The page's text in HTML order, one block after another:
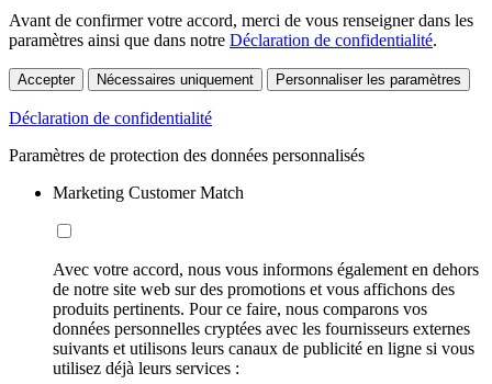
Avant de confirmer votre accord, merci de vous renseigner dans les
paramètres ainsi que dans notre Déclaration de confidentialité.
Accepter Nécessaires uniquement Personnaliser les paramètres
Déclaration de confidentialité
Paramètres de protection des données personnalisés
Marketing Customer Match
Avec votre accord, nous vous informons également en dehors
de notre site web sur des promotions et vous affichons des
produits pertinents. Pour ce faire, nous comparons vos
données personnelles cryptées avec les fournisseurs externes
suivants et utilisons leurs canaux de publicité en ligne si vous
utilisez déjà leurs services :